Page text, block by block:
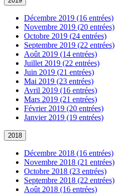
Décembre 2019 (16 entrées)
Novembre 2019 (20 entrées)
Octobre 2019 (24 entrées)
Septembre 2019 (22 entrées)
Août 2019 (14 entrées)
Juillet 2019 (22 entrées)
Juin 2019 (21 entrées)
Mai 2019 (23 entrées)
Avril 2019 (16 entrées)
Mars 2019 (21 entrées)
Février 2019 (20 entrées)
Janvier 2019 (19 entrées)
2018
Décembre 2018 (16 entrées)
Novembre 2018 (21 entrées)
Octobre 2018 (23 entrées)
Septembre 2018 (22 entrées)
Août 2018 (16 entrées)